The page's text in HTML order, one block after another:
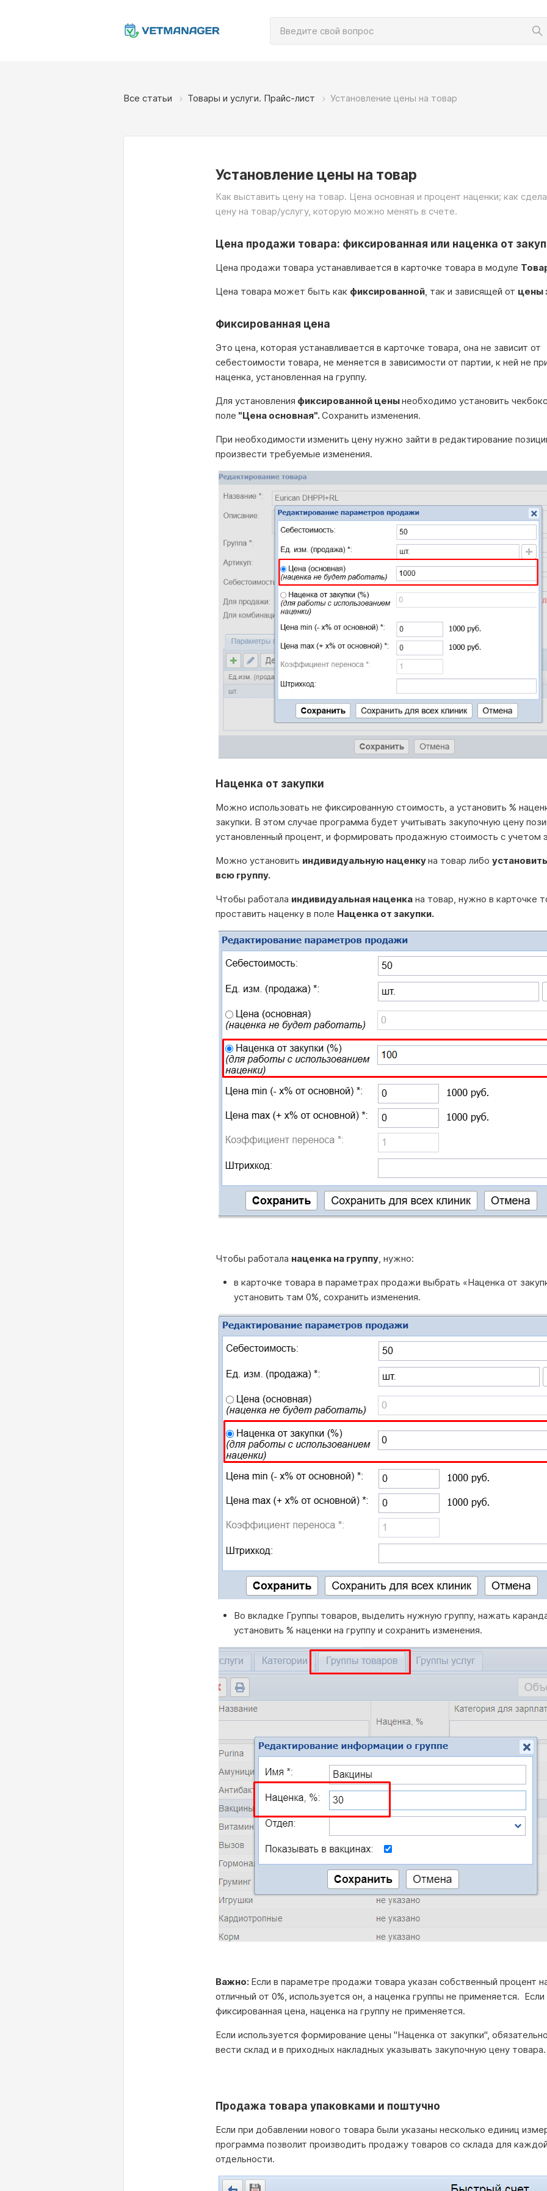
Все статьи Товары и услуги. Прайс-лист Установление цены на товар
Установление цены на товар
Как выставить цену на товар. Цена основная и процент наценки; как
цену на товар/услугу, которую можно менять в счете.
Цена продажи товара: фиксированная или наценка от
Цена продажи товара устанавливается в карточке товара в модуле
Цена товара может быть как фиксированной, так и зависящей от цены
Фиксированная цена
Это цена, которая устанавливается в карточке товара, она не зависит от
себестоимости товара, не меняется в зависимости от партии, к ней не
наценка, установленная на группу.
Для установления фиксированной ценынеобходимо установить
поле "Цена основная".Сохранить изменения.
При необходимости изменить цену нужно зайти в редактирование
произвести требуемые изменения.
Наценка от закупки
Можно использовать не фиксированную стоимость, а установить %
закупки. В этом случае программа будет учитывать закупочную цену
установленный процент, и формировать продажную стоимость с учетом
Можно установить индивидуальную наценкуна товар либо
всю группу.
Чтобы работала индивидуальная наценка на товар, нужно в карточке
проставить наценку в поле Наценка от закупки.
Чтобы работала наценка на группу, нужно:
в карточке товара в параметрах продажи выбрать «Наценка от
установить там 0%, сохранить изменения.
Во вкладке Группы товаров, выделить нужную группу, нажать
установить % наценки на группу и сохранить изменения.
Важно: Если в параметре продажи товара указан собственный процент
отличный от 0%, используется он, а наценка группы не применяется. Если
фиксированная цена, наценка на группу не применяется.
Если используется формирование цены "Наценка от закупки",
вести склад и в приходных накладных указывать закупочную цену
Продажа товара упаковками и поштучно
Если при добавлении нового товара были указаны несколько единиц
программа позволит производить продажу товаров со склада для
отдельности.